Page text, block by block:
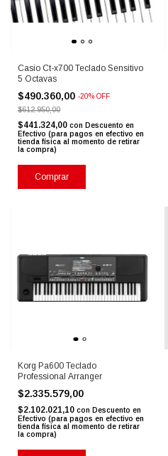
Casio Ct-x700 Teclado Sensitivo
5 Octavas
$490.360,00 -20% OFF
$612.950,00
$441.324,00 con Descuento en
Efectivo (para pagos en efectivo en
tienda física al momento de retirar
la compra)
Comprar
Korg Pa600 Teclado
Professional Arranger
$2.335.579,00
$2.102.021,10 con Descuento en
Efectivo (para pagos en efectivo en
tienda física al momento de retirar
la compra)